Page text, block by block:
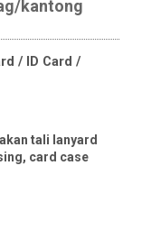
kantong
/ ID Card /
tali lanyard
card case